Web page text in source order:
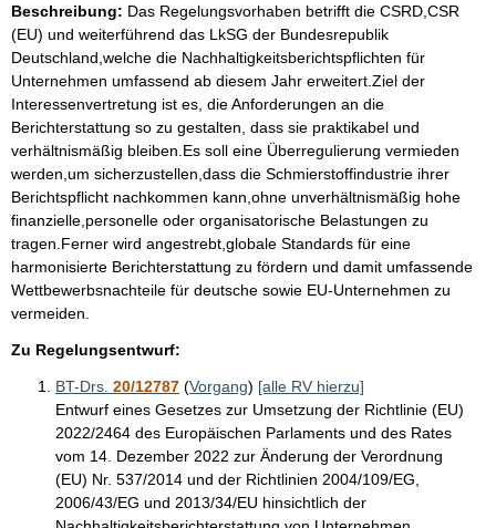
Beschreibung: Das Regelungsvorhaben betrifft die CSRD,CSR
(EU) und weiterführend das LkSG der Bundesrepublik
Deutschland,welche die Nachhaltigkeitsberichtspflichten für
Unternehmen umfassend ab diesem Jahr erweitert.Ziel der
Interessenvertretung ist es, die Anforderungen an die
Berichterstattung so zu gestalten, dass sie praktikabel und
verhältnismäßig bleiben.Es soll eine Überregulierung vermieden
werden,um sicherzustellen,dass die Schmierstoffindustrie ihrer
Berichtspflicht nachkommen kann,ohne unverhältnismäßig hohe
finanzielle,personelle oder organisatorische Belastungen zu
tragen.Ferner wird angestrebt,globale Standards für eine
harmonisierte Berichterstattung zu fördern und damit umfassende
Wettbewerbsnachteile für deutsche sowie EU-Unternehmen zu
vermeiden.
Zu Regelungsentwurf:
BT-Drs. 20/12787 (Vorgang) [alle RV hierzu]
Entwurf eines Gesetzes zur Umsetzung der Richtlinie (EU)
2022/2464 des Europäischen Parlaments und des Rates
vom 14. Dezember 2022 zur Änderung der Verordnung
(EU) Nr. 537/2014 und der Richtlinien 2004/109/EG,
2006/43/EG und 2013/34/EU hinsichtlich der